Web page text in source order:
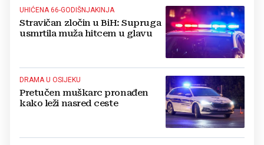
UHIĆENA 66-GODIŠNJAKINJA
Stravičan zločin u BiH: Supruga
usmrtila muža hitcem u glavu
DRAMA U OSIJEKU
Pretučen muškarc pronađen
kako leži nasred ceste